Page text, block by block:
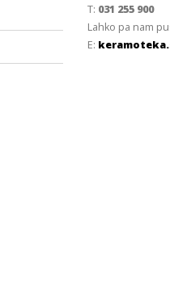
T: 031 255 900
Lahko pa nam
E: